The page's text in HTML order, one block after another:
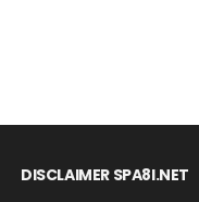
DISCLAIMER SPA8I.NET